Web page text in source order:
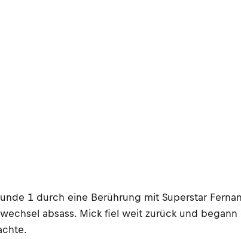
1 durch eine Berührung mit Superstar
absass. Mick fiel weit zurück und